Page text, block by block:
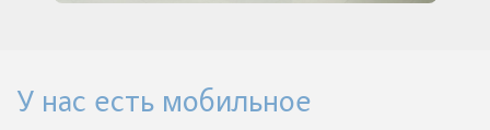
У нас есть мобильное